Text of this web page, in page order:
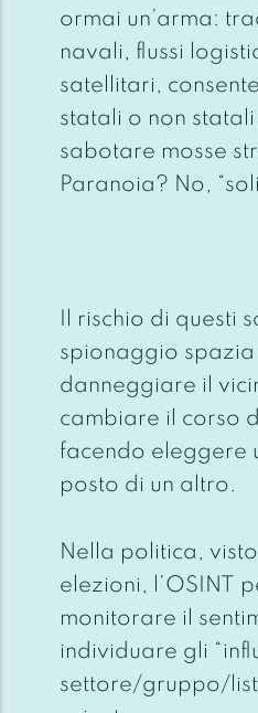
ormai un’arma:
navali, flussi
satellitari,
statali o non
sabotare mosse
Paranoia? No,
Il rischio di questi
spionaggio
danneggiare il
cambiare il corso
facendo eleggere
posto di un altro.
Nella politica,
elezioni, l’OSINT
monitorare il
individuare gli
settore/gruppo/